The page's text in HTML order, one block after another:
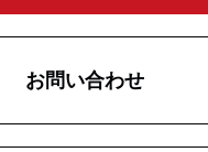
お問い合わせ